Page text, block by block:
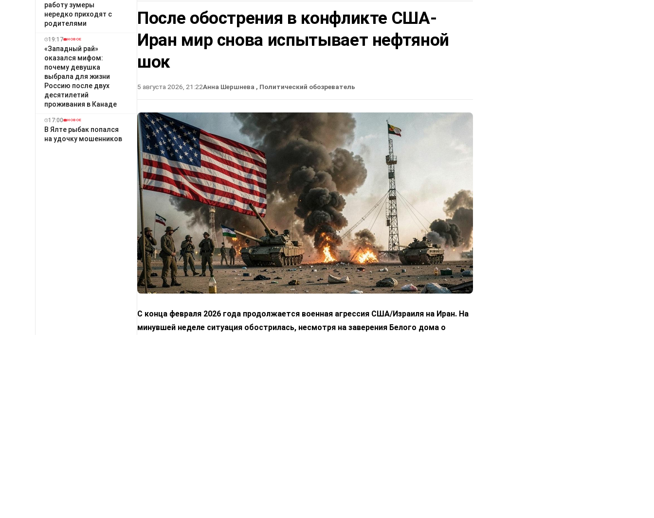
работу зумеры
нередко приходят с
родителями
19:17 НОВОЕ
«Западный рай»
оказался мифом:
почему девушка
выбрала для жизни
Россию после двух
десятилетий
проживания в Канаде
17:00 НОВОЕ
В Ялте рыбак попался
на удочку мошенников
После обострения в конфликте США-
Иран мир снова испытывает нефтяной
шок
5 августа 2026, 21:22Анна Шершнева , Политический обозреватель
С конца февраля 2026 года продолжается военная агрессия США/Израиля на Иран. На
минувшей неделе ситуация обострилась, несмотря на заверения Белого дома о